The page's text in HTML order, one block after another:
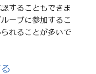
することもできま
ープに参加するこ
れることが多いで